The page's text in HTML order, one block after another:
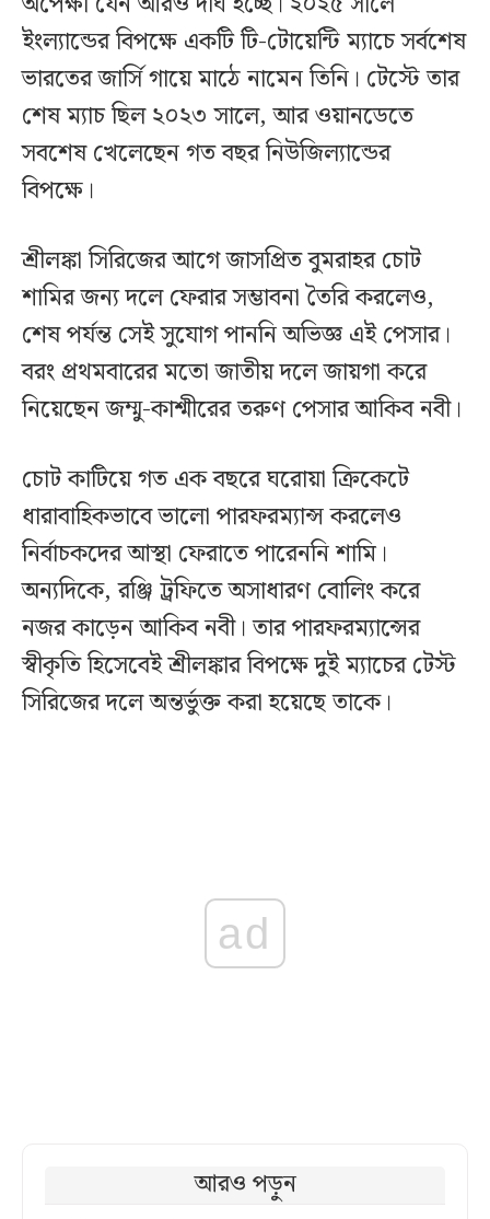
ইংল্যান্ডের বিপক্ষে একটি টি-টোয়েন্টি ম্যাচে সর্বশেষ
ভারতের জার্সি গায়ে মাঠে নামেন তিনি। টেস্টে তার
শেষ ম্যাচ ছিল ২০২৩ সালে, আর ওয়ানডেতে
সবশেষ খেলেছেন গত বছর নিউজিল্যান্ডের
বিপক্ষে।
শ্রীলঙ্কা সিরিজের আগে জাসপ্রিত বুমরাহর চোট
শামির জন্য দলে ফেরার সম্ভাবনা তৈরি করলেও,
শেষ পর্যন্ত সেই সুযোগ পাননি অভিজ্ঞ এই পেসার।
বরং প্রথমবারের মতো জাতীয় দলে জায়গা করে
নিয়েছেন জম্মু-কাশ্মীরের তরুণ পেসার আকিব নবী।
চোট কাটিয়ে গত এক বছরে ঘরোয়া ক্রিকেটে
ধারাবাহিকভাবে ভালো পারফরম্যান্স করলেও
নির্বাচকদের আস্থা ফেরাতে পারেননি শামি।
অন্যদিকে, রঞ্জি ট্রফিতে অসাধারণ বোলিং করে
নজর কাড়েন আকিব নবী। তার পারফরম্যান্সের
স্বীকৃতি হিসেবেই শ্রীলঙ্কার বিপক্ষে দুই ম্যাচের টেস্ট
সিরিজের দলে অন্তর্ভুক্ত করা হয়েছে তাকে।
ad
আরও পড়ুন